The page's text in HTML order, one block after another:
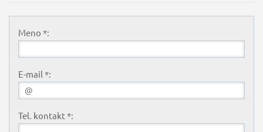
Meno *:
E-mail *:
Tel. kontakt *: